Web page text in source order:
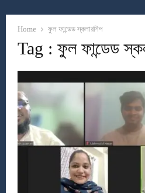
Home ফুল ফান্ডেড স্কলারশিপ
Tag : ফুল ফান্ডেড